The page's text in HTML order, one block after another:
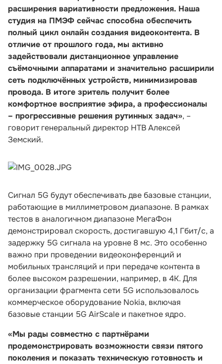
расширения вариативности предложения. Наша
студия на ПМЭФ сейчас способна обеспечить
полный цикл онлайн создания видеоконтента. В
отличие от прошлого года, мы активно
задействовали дистанционное управление
съёмочными аппаратами и значительно расширили
сеть подключённых устройств, минимизировав
провода. В итоге зритель получит более
комфортное восприятие эфира, а профессионалы
– прогрессивные решения рутинных задач», –
говорит генеральный директор НТВ Алексей
Земский.
Сигнал 5G будут обеспечивать две базовые станции,
работающие в миллиметровом диапазоне. В рамках
тестов в аналогичном диапазоне МегаФон
демонстрировал скорость, достигавшую 4,1 Гбит/с, а
задержку 5G сигнала на уровне 8 мс. Это особенно
важно при проведении видеоконференций и
мобильных трансляций и при передаче контента в
более высоком разрешении, например, в 4К. Для
организации фрагмента сети 5G использовалось
коммерческое оборудование Nokia, включая
базовые станции 5G AirScale и пакетное ядро.
«Мы рады совместно с партнёрами
продемонстрировать возможности связи пятого
поколения и показать техническую готовность и